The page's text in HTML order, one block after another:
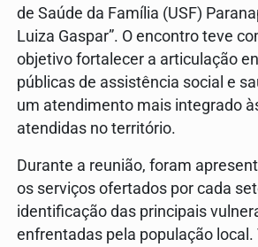
de Saúde da Família (USF)
Luiza Gaspar”. O encontro teve
objetivo fortalecer a articulação
públicas de assistência social e
um atendimento mais integrado
atendidas no território.
Durante a reunião, foram
os serviços ofertados por cada
identificação das principais
enfrentadas pela população